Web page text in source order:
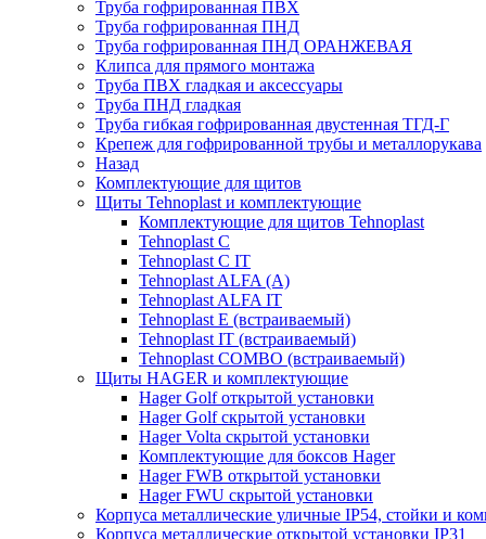
Труба гофрированная ПВХ
Труба гофрированная ПНД
Труба гофрированная ПНД ОРАНЖЕВАЯ
Клипса для прямого монтажа
Труба ПВХ гладкая и аксессуары
Труба ПНД гладкая
Труба гибкая гофрированная двустенная ТГД-Г
Крепеж для гофрированной трубы и металлорукава
Назад
Комплектующие для щитов
Щиты Tehnoplast и комплектующие
Комплектующие для щитов Tehnoplast
Tehnoplast C
Tehnoplast C IT
Tehnoplast ALFA (А)
Tehnoplast ALFA IT
Tehnoplast E (встраиваемый)
Tehnoplast IT (встраиваемый)
Tehnoplast COMBO (встраиваемый)
Щиты HAGER и комплектующие
Hager Golf открытой установки
Hager Golf скрытой установки
Hager Volta скрытой установки
Комплектующие для боксов Hager
Hager FWB открытой установки
Hager FWU скрытой установки
Корпуса металлические уличные IP54, стойки и
Корпуса металлические открытой установки IP31